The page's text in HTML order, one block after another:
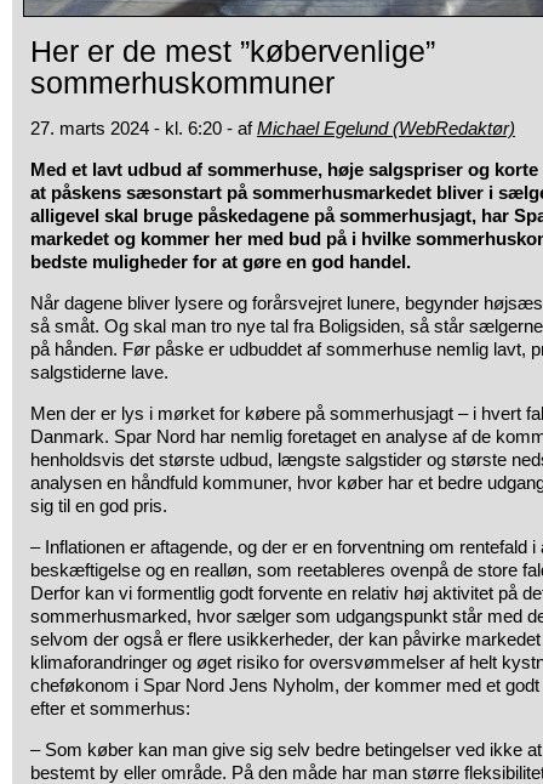
Her er de mest ”købervenlige”
sommerhuskommuner
27. marts 2024 - kl. 6:20 - afMichael Egelund (WebRedaktør)
Med et lavt udbud af sommerhuse, høje salgspriser og
at påskens sæsonstart på sommerhusmarkedet bliver i
alligevel skal bruge påskedagene på sommerhusjagt, har
markedet og kommer her med bud på i hvilke
bedste muligheder for at gøre en god handel.
Når dagene bliver lysere og forårsvejret lunere, begynder
så småt. Og skal man tro nye tal fra Boligsiden, så står
på hånden. Før påske er udbuddet af sommerhuse nemlig lavt,
salgstiderne lave.
Men der er lys i mørket for købere på sommerhusjagt – i hvert
Danmark. Spar Nord har nemlig foretaget en analyse af de
henholdsvis det største udbud, længste salgstider og største
analysen en håndfuld kommuner, hvor køber har et bedre
sig til en god pris.
– Inflationen er aftagende, og der er en forventning om rentefald
beskæftigelse og en realløn, som reetableres ovenpå de store
Derfor kan vi formentlig godt forvente en relativ høj aktivitet på
sommerhusmarked, hvor sælger som udgangspunkt står med
selvom der også er flere usikkerheder, der kan påvirke
klimaforandringer og øget risiko for oversvømmelser af helt
cheføkonom i Spar Nord Jens Nyholm, der kommer med et
efter et sommerhus:
– Som køber kan man give sig selv bedre betingelser ved ikke
bestemt by eller område. På den måde har man større